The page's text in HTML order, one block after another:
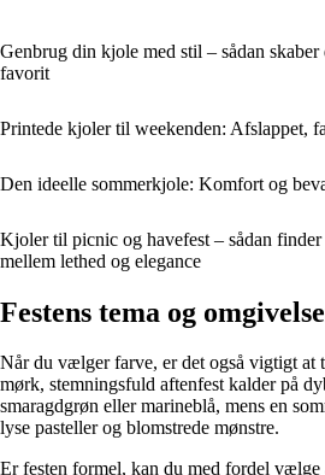
Genbrug din kjole med stil – sådan
favorit
Printede kjoler til weekenden: Afslappet,
Den ideelle sommerkjole: Komfort og
Kjoler til picnic og havefest – sådan
mellem lethed og elegance
Festens tema og
Når du vælger farve, er det også vigtigt at
mørk, stemningsfuld aftenfest kalder på
smaragdgrøn eller marineblå, mens en
lyse pasteller og blomstrede mønstre.
Er festen formel, kan du med fordel